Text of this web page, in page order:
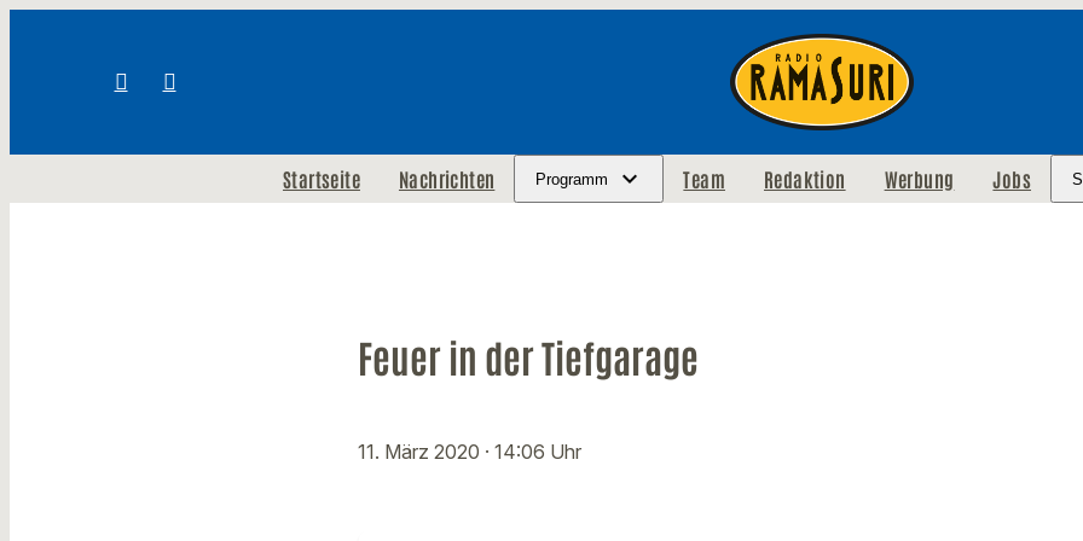
Startseite Nachrichten Programm Team Redaktion Werbung Jobs
Feuer in der Tiefgarage
11. März 2020 · 14:06 Uhr